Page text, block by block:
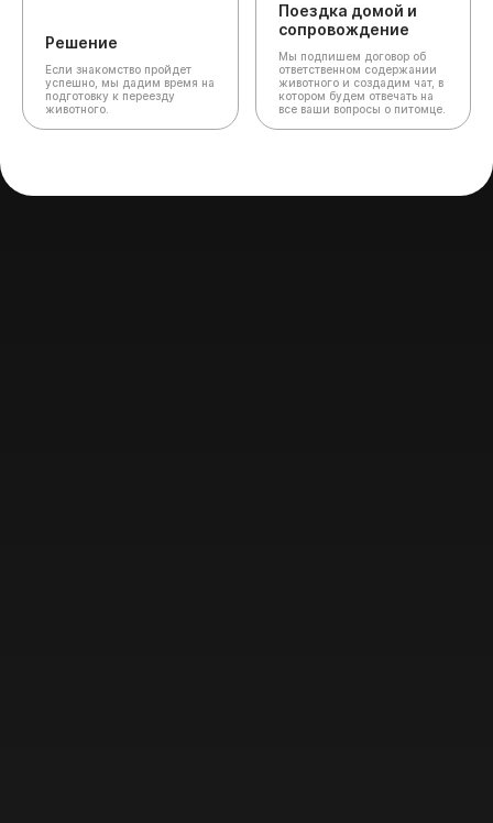
Решение
Если знакомство пройдет
успешно, мы дадим время на
подготовку к переезду
животного.
Поездка домой и
сопровождение
Мы подпишем договор об
ответственном содержании
животного и создадим чат, в
котором будем отвечать на
все ваши вопросы о питомце.